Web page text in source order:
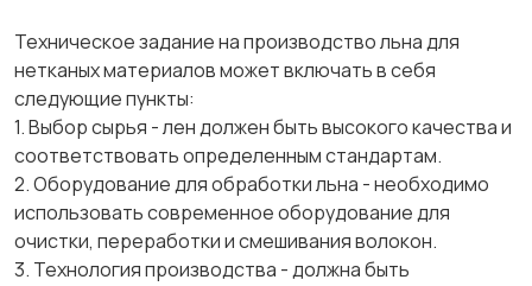
Техническое задание на производство льна для
нетканых материалов может включать в себя
следующие пункты:
1. Выбор сырья - лен должен быть высокого качества и
соответствовать определенным стандартам.
2. Оборудование для обработки льна - необходимо
использовать современное оборудование для
очистки, переработки и смешивания волокон.
3. Технология производства - должна быть